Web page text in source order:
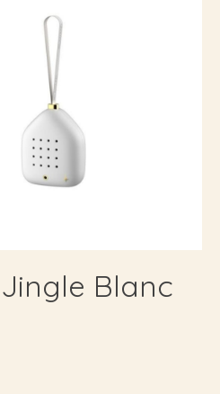
Blanc